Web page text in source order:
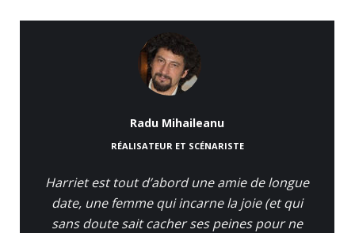
Radu Mihaileanu
RÉALISATEUR ET SCÉNARISTE
Harriet est tout d’abord une amie de longue
date, une femme qui incarne la joie (et qui
sans doute sait cacher ses peines pour ne